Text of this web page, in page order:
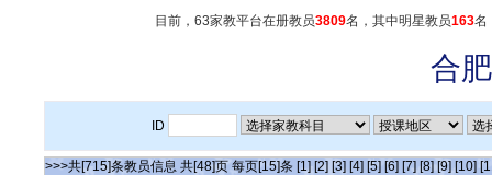
目前，63家教平台在册教员3809名，其中明星教员163名
合
ID
>>>共[715]条教员信息 共[48]页 每页[15]条 [1] [2] [3] [4] [5] [6] [7] [8] [9] [10]